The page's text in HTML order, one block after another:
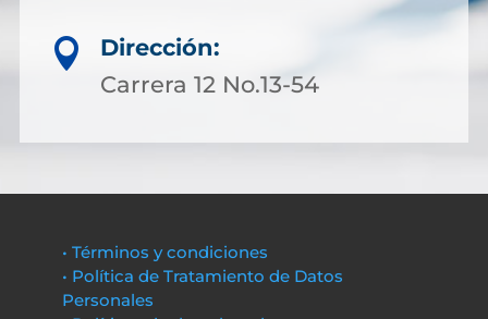

Dirección:
Carrera 12 No.13-54
• Términos y condiciones
• Política de Tratamiento de Datos
Personales